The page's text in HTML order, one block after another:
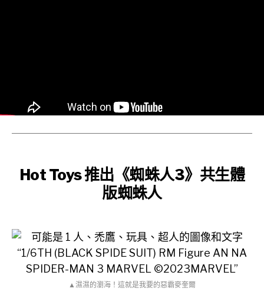
▲惡霸麥奎爾舉起雷神之槌
Hot Toys 推出《蜘蛛人3》共生體
版蜘蛛人
▲濕濕的瀏海！這就是我要的惡霸麥奎爾